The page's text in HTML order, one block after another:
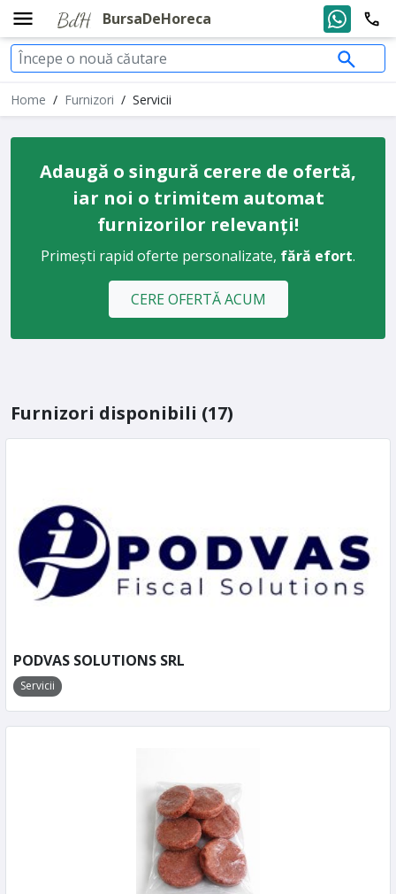
BursaDeHoreca
Home / Furnizori / Servicii
Adaugă o singură cerere de ofertă,
iar noi o trimitem automat
furnizorilor relevanți!
Primești rapid oferte personalizate, fără efort.
CERE OFERTĂ ACUM
Furnizori disponibili (17)
PODVAS SOLUTIONS SRL
Servicii